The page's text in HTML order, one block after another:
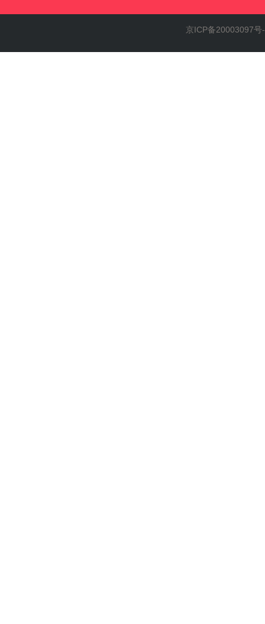
京ICP备20003097号